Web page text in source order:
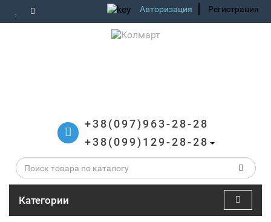
Авторизация Регистрация
+38(097)963-28-28
+38(099)129-28-28
Категории